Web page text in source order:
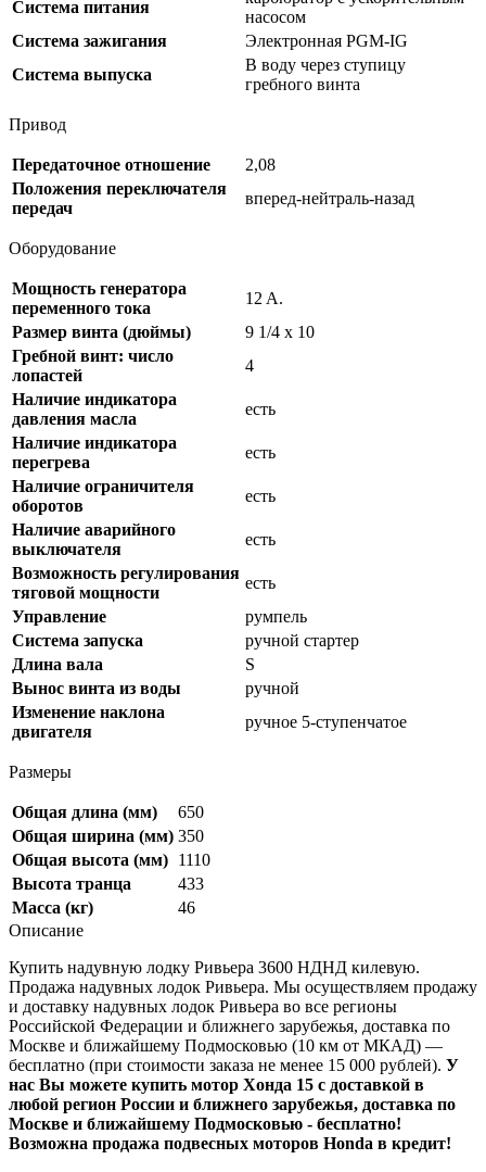
Система питания
насосом
Система зажигания
Электронная PGM-IG
Система выпуска
В воду через ступицу
гребного винта
Привод
Передаточное отношение
2,08
Положения переключателя
передач
вперед-нейтраль-назад
Оборудование
Мощность генератора
переменного тока
12 A.
Размер винта (дюймы)
9 1/4 x 10
Гребной винт: число
лопастей
4
Наличие индикатора
давления масла
есть
Наличие индикатора
перегрева
есть
Наличие ограничителя
оборотов
есть
Наличие аварийного
выключателя
есть
Возможность регулирования
тяговой мощности
есть
Управление
румпель
Система запуска
ручной стартер
Длина вала
S
Вынос винта из воды
ручной
Изменение наклона
двигателя
ручное 5-ступенчатое
Размеры
Общая длина (мм)
650
Общая ширина (мм) 350
Общая высота (мм) 1110
Высота транца
433
Масса (кг)
46
Описание
Купить надувную лодку Ривьера 3600 НДНД килевую.
Продажа надувных лодок Ривьера. Мы осуществляем продажу
и доставку надувных лодок Ривьера во все регионы
Российской Федерации и ближнего зарубежья, доставка по
Москве и ближайшему Подмосковью (10 км от МКАД) —
бесплатно (при стоимости заказа не менее 15 000 рублей). У
нас Вы можете купить мотор Хонда 15 с доставкой в
любой регион России и ближнего зарубежья, доставка по
Москве и ближайшему Подмосковью - бесплатно!
Возможна продажа подвесных моторов Honda в кредит!